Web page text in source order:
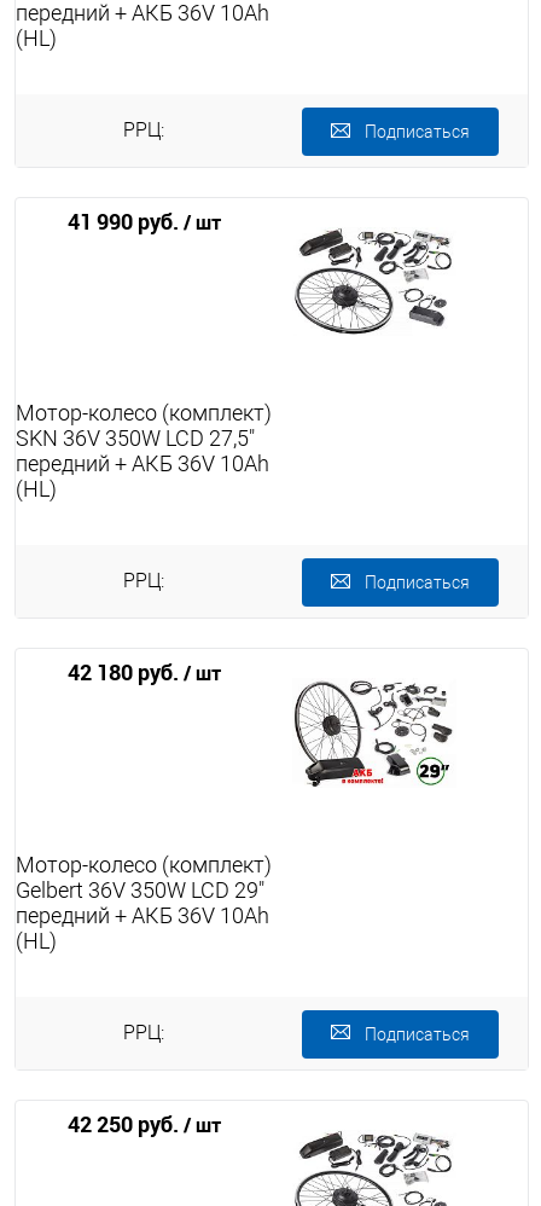
передний + АКБ 36V 10Ah
(HL)
РРЦ:
41 990 руб. / шт
Подписаться
Мотор-колесо (комплект)
SKN 36V 350W LCD 27,5"
передний + АКБ 36V 10Ah
(HL)
РРЦ:
42 180 руб. / шт
Подписаться
Мотор-колесо (комплект)
Gelbert 36V 350W LCD 29"
передний + АКБ 36V 10Ah
(HL)
РРЦ:
42 250 руб. / шт
Подписаться